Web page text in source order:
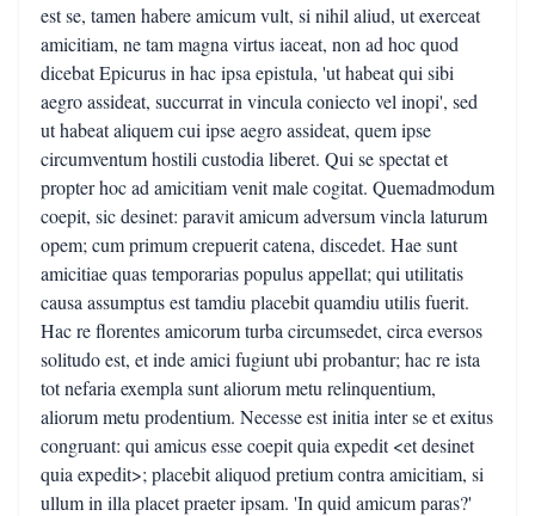
est se, tamen habere amicum vult, si nihil aliud, ut exerceat
amicitiam, ne tam magna virtus iaceat, non ad hoc quod
dicebat Epicurus in hac ipsa epistula, 'ut habeat qui sibi
aegro assideat, succurrat in vincula coniecto vel inopi', sed
ut habeat aliquem cui ipse aegro assideat, quem ipse
circumventum hostili custodia liberet. Qui se spectat et
propter hoc ad amicitiam venit male cogitat. Quemadmodum
coepit, sic desinet: paravit amicum adversum vincla laturum
opem; cum primum crepuerit catena, discedet. Hae sunt
amicitiae quas temporarias populus appellat; qui utilitatis
causa assumptus est tamdiu placebit quamdiu utilis fuerit.
Hac re florentes amicorum turba circumsedet, circa eversos
solitudo est, et inde amici fugiunt ubi probantur; hac re ista
tot nefaria exempla sunt aliorum metu relinquentium,
aliorum metu prodentium. Necesse est initia inter se et exitus
congruant: qui amicus esse coepit quia expedit <et desinet
quia expedit>; placebit aliquod pretium contra amicitiam, si
ullum in illa placet praeter ipsam. 'In quid amicum paras?'